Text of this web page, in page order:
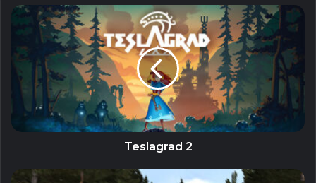
trên khắp thế giới.
Related Articles
AutoPlay Menu Builder Unlocked – Tạo
Menu phát tự động
19 September, 2023
GiliSoft Secure Disc Creator Unlocked
– Ghi đĩa CD/DVD và bảo mật dữ liệu
Teslagrad 2